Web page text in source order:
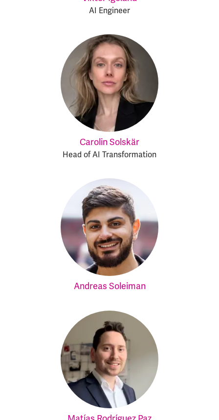
AI Engineer
Carolin Solskär
Head of AI Transformation
Andreas Soleiman